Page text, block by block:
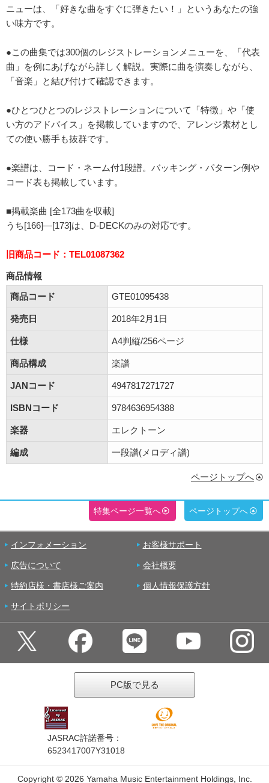
ニューは、「好きな曲をすぐに弾きたい！」というあなたの強
い味方です。
●この曲集では300個のレジストレーションメニューを、「代表
曲」を例にあげながら詳しく解説。実際に曲を演奏しながら、
「音楽」と結び付けて確認できます。
●ひとつひとつのレジストレーションについて「特徴」や「使
い方のアドバイス」を掲載していますので、アレンジ素材とし
ての使い勝手も抜群です。
●楽譜は、コード・ネーム付1段譜。バッキング・パターン例や
コード表も掲載しています。
■掲載楽曲 [全173曲を収載]
うち[166]―[173]は、D-DECKのみの対応です。
旧商品コード：TEL01087362
商品情報
商品コード
GTE01095438
発売日 2018年2月1日
仕様 A4判縦/256ページ
商品構成 楽譜
JANコード 4947817271727
ISBNコード 9784636954388
楽器 エレクトーン
編成 一段譜(メロディ譜)
ページトップへ
特集ページ一覧へ ページトップへ
インフォメーション お客様サポート
広告について 会社概要
特約店様・書店様ご案内 個人情報保護方針
サイトポリシー
PC版で見る
JASRAC許諾番号：
6523417007Y31018
Copyright © 2026 Yamaha Music Entertainment Holdings, Inc.